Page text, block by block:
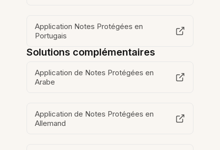
Application Notes Protégées en
Portugais
Solutions complémentaires
Application de Notes Protégées en
Arabe
Application de Notes Protégées en
Allemand